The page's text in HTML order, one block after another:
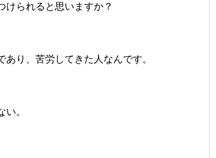
けられると思いますか？
あり、苦労してきた人なんです。
い。